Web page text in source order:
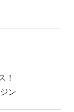
！
ン